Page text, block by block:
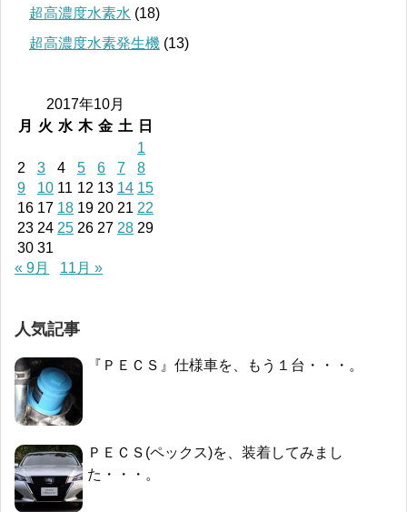
超高濃度水素水 (18)
超高濃度水素発生機 (13)
2017年10月
月
火 水 木 金 土
日
1
2
3 4 5 6 7
8
9
10 11 12 13 14 15
16 17 18 19 20 21 22
23 24 25 26 27 28 29
30 31
« 9月
11月 »
人気記事
『ＰＥＣＳ』仕様車を、もう１台・・・。
ＰＥＣＳ(ペックス)を、装着してみまし
た・・・。